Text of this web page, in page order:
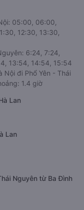
05:00, 06:00,
12:30, 13:30,
6:24, 7:24,
13:54, 14:54, 15:54
Nội đi Phổ Yên - Thái
1.4 giờ
Lan
Lan
Nguyên từ Ba Đình